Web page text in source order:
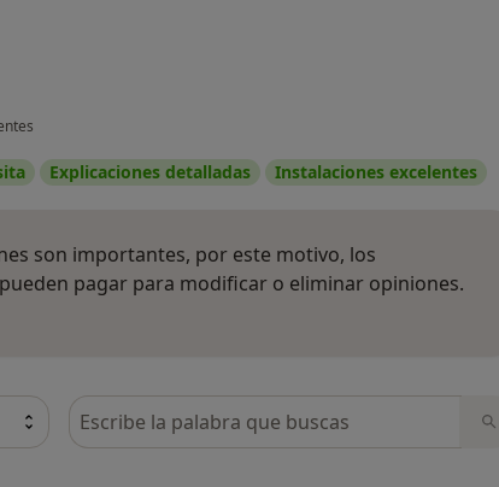
Explicaciones detalladas Instalaciones excelentes
son importantes, por este motivo, los
pagar para modificar o eliminar opiniones.
Busca en opiniones